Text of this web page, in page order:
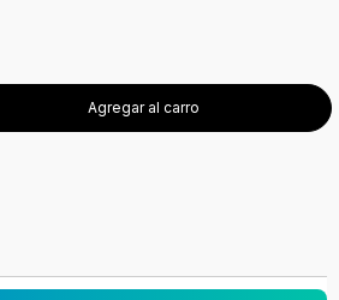
Agregar al carro